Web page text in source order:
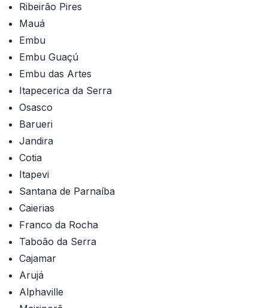
Ribeirão Pires
Mauá
Embu
Embu Guaçú
Embu das Artes
Itapecerica da Serra
Osasco
Barueri
Jandira
Cotia
Itapevi
Santana de Parnaíba
Caierias
Franco da Rocha
Taboão da Serra
Cajamar
Arujá
Alphaville